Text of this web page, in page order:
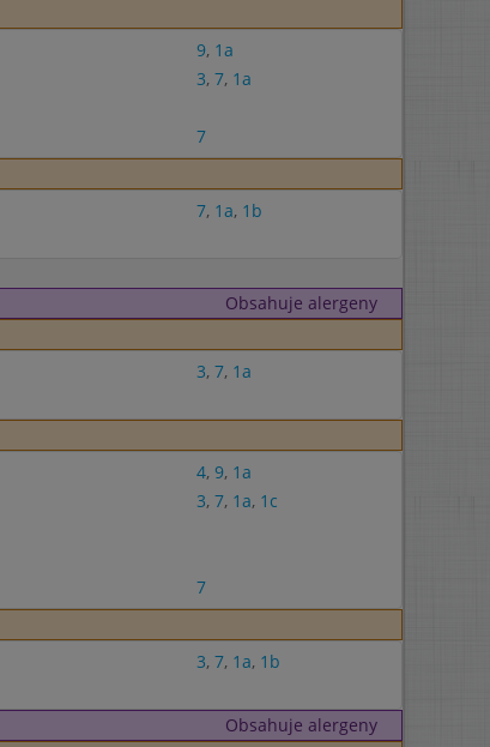
9, 1a
3, 7, 1a
7
7, 1a, 1b
Obsahuje alergeny
3, 7, 1a
4, 9, 1a
3, 7, 1a, 1c
7
3, 7, 1a, 1b
Obsahuje alergeny